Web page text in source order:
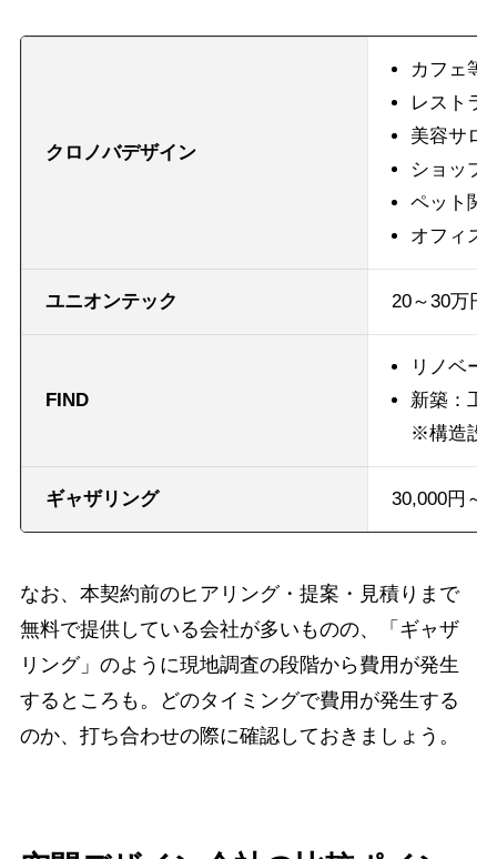
クロノバデザイン
カフェ等
レストラ
美容サロ
ショップ
ペット関
オフィス
ユニオンテック 20～30万円
FIND
リノベー
新築：工
※構造設
ギャザリング 30,000円～/
なお、本契約前のヒアリング・提案・見積りまで
無料で提供している会社が多いものの、「ギャザ
リング」のように現地調査の段階から費用が発生
するところも。どのタイミングで費用が発生する
のか、打ち合わせの際に確認しておきましょう。